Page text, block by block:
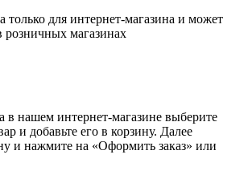
только для интернет-магазина и может
розничных магазинах
в нашем интернет-магазине выберите
и добавьте его в корзину. Далее
и нажмите на «Оформить заказ» или